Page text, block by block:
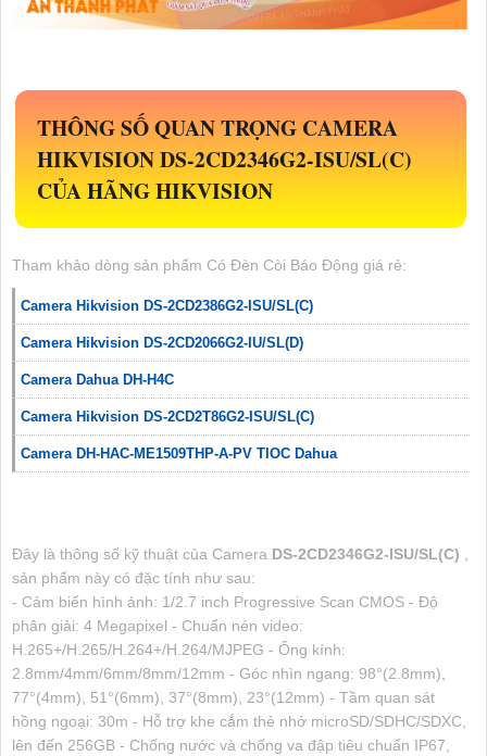
THÔNG SỐ QUAN TRỌNG CAMERA
HIKVISIONDS-2CD2346G2-ISU/SL(C)
CỦA HÃNG HIKVISION
Tham khảo dòng sản phẩm Có Đèn Còi Báo Động giá rẻ:
Camera Hikvision DS-2CD2386G2-ISU/SL(C)
Camera Hikvision DS-2CD2066G2-IU/SL(D)
Camera Dahua DH-H4C
Camera Hikvision DS-2CD2T86G2-ISU/SL(C)
Camera DH-HAC-ME1509THP-A-PV TIOC Dahua
Đây là thông số kỹ thuật của Camera DS-2CD2346G2-ISU/SL(C) ,
sản phẩm này có đặc tính như sau:
- Cảm biến hình ảnh: 1/2.7 inch Progressive Scan CMOS - Độ
phân giải: 4 Megapixel - Chuẩn nén video:
H.265+/H.265/H.264+/H.264/MJPEG - Ống kính:
2.8mm/4mm/6mm/8mm/12mm - Góc nhìn ngang: 98°(2.8mm),
77°(4mm), 51°(6mm), 37°(8mm), 23°(12mm) - Tầm quan sát
hồng ngoại: 30m - Hỗ trợ khe cắm thẻ nhớ microSD/SDHC/SDXC,
lên đến 256GB - Chống nước và chống va đập tiêu chuẩn IP67,